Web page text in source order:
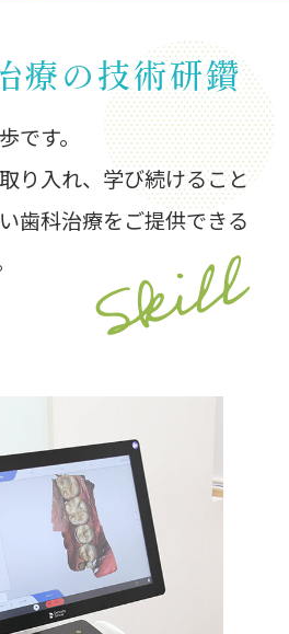
療の技術研鑽
です。
り入れ、学び続けること
歯科治療をご提供できる
Skill